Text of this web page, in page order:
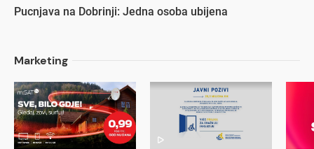
Pucnjava na Dobrinji: Jedna osoba ubijena
Marketing